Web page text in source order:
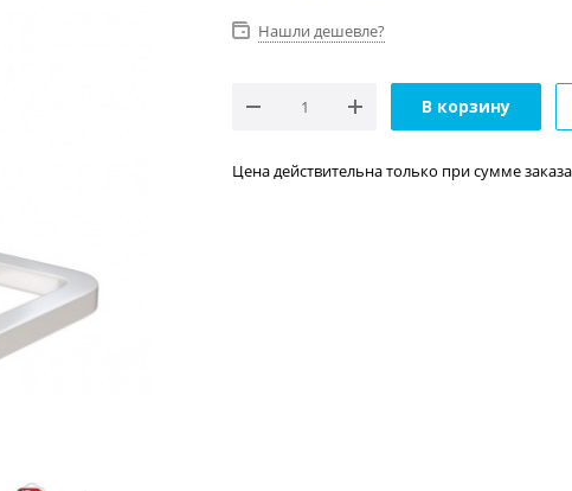
Нашли дешевле?
В корзину
Цена действительна только при сумме